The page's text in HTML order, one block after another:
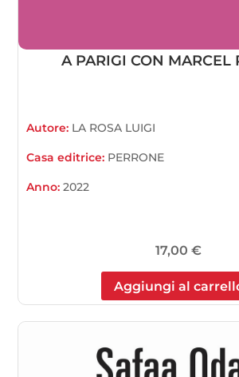
A PARIGI CON MARCEL
Autore: LA ROSA LUIGI
Casa editrice: PERRONE
Anno:2022
17,00 €
Aggiungi al